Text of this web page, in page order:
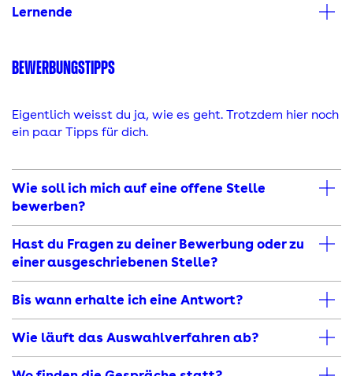
Lernende
BEWERBUNGSTIPPS
Eigentlich weisst du ja, wie es geht. Trotzdem hier noch
ein paar Tipps für dich.
Wie soll ich mich auf eine offene Stelle
bewerben?
Hast du Fragen zu deiner Bewerbung oder zu
einer ausgeschriebenen Stelle?
Bis wann erhalte ich eine Antwort?
Wie läuft das Auswahlverfahren ab?